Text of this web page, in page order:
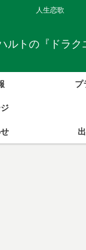
人生恋歌
ルトの『ドラク
プ